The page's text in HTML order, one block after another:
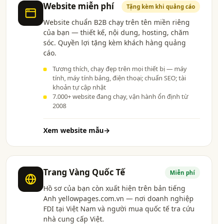
Website miễn phí Tặng kèm khi quảng cáo
Website chuẩn B2B chạy trên tên miền riêng
của bạn — thiết kế, nội dung, hosting, chăm
sóc. Quyền lợi tặng kèm khách hàng quảng
cáo.
Tương thích, chạy đẹp trên mọi thiết bị — máy
tính, máy tính bảng, điện thoại; chuẩn SEO; tài
khoản tự cập nhật
7.000+ website đang chạy, vận hành ổn định từ
2008
Xem website mẫu→
Trang Vàng Quốc Tế Miễn phí
Hồ sơ của bạn còn xuất hiện trên bản tiếng
Anh yellowpages.com.vn — nơi doanh nghiệp
FDI tại Việt Nam và người mua quốc tế tra cứu
nhà cung cấp Việt.